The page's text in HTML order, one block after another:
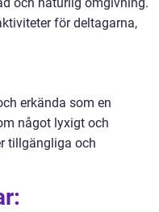
och naturlig omgivning.
för deltagarna,
erkända som en
något lyxigt och
tillgängliga och